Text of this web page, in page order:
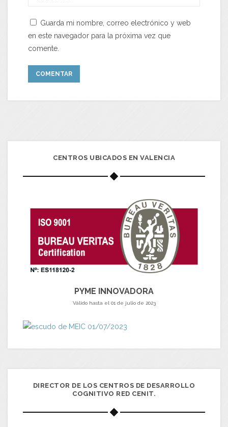
Guarda mi nombre, correo electrónico y web
en este navegador para la próxima vez que
comente.
CENTROS UBICADOS EN VALENCIA
PYME INNOVADORA
Válido hasta el 01 de julio de 2023
DIRECTOR DE LOS CENTROS DE DESARROLLO
COGNITIVO RED CENIT.